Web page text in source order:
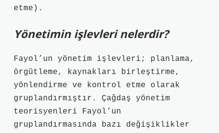
etme).
Yönetimin işlevleri nelerdir?
Fayol’un yönetim işlevleri; planlama,
örgütleme, kaynakları birleştirme,
yönlendirme ve kontrol etme olarak
gruplandırmıştır. Çağdaş yönetim
teorisyenleri Fayol’un
gruplandırmasında bazı değişiklikler